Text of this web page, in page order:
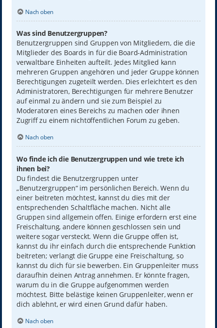
Nach oben
Was sind Benutzergruppen?
Benutzergruppen sind Gruppen von Mitgliedern, die die
Mitglieder des Boards in für die Board-Administration
verwaltbare Einheiten aufteilt. Jedes Mitglied kann
mehreren Gruppen angehören und jeder Gruppe können
Berechtigungen zugeteilt werden. Dies erleichtert es den
Administratoren, Berechtigungen für mehrere Benutzer
auf einmal zu ändern und sie zum Beispiel zu
Moderatoren eines Bereichs zu machen oder ihnen
Zugriff zu einem nichtöffentlichen Forum zu geben.
Nach oben
Wo finde ich die Benutzergruppen und wie trete ich
ihnen bei?
Du findest die Benutzergruppen unter
„Benutzergruppen“ im persönlichen Bereich. Wenn du
einer beitreten möchtest, kannst du dies mit der
entsprechenden Schaltfläche machen. Nicht alle
Gruppen sind allgemein offen. Einige erfordern erst eine
Freischaltung, andere können geschlossen sein und
weitere sogar versteckt. Wenn die Gruppe offen ist,
kannst du ihr einfach durch die entsprechende Funktion
beitreten; verlangt die Gruppe eine Freischaltung, so
kannst du dich für sie bewerben. Ein Gruppenleiter muss
daraufhin deinen Antrag annehmen. Er könnte fragen,
warum du in die Gruppe aufgenommen werden
möchtest. Bitte belästige keinen Gruppenleiter, wenn er
dich ablehnt, er wird einen Grund dafür haben.
Nach oben